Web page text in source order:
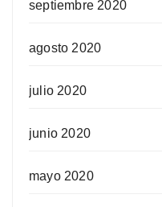
septiembre 2020
agosto 2020
julio 2020
junio 2020
mayo 2020